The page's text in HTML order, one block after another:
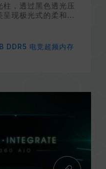
，透过黑色透光压
呈现极光式的柔和...
DDR5 电竞超频内存